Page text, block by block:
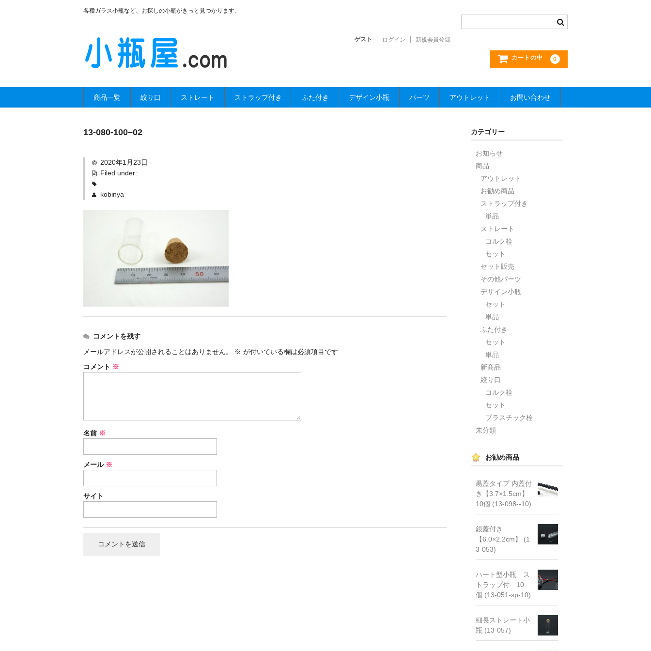
各種ガラス小瓶など、お探しの小瓶がきっと見つかります。
ゲスト ログイン 新規会員登録
カートの中 0
商品一覧 絞り口 ストレート ストラップ付き ふた付き デザイン小瓶 パーツ アウトレット お問い合わせ
13-080-100–02
2020年1月23日
Filed under:
kobinya
コメントを残す
メールアドレスが公開されることはありません。
※ が付いている欄は必須項目です
コメント ※
名前 ※
メール ※
サイト
カテゴリー
お知らせ
商品
アウトレット
お勧め商品
ストラップ付き
単品
ストレート
コルク栓
セット
セット販売
その他パーツ
デザイン小瓶
セット
単品
ふた付き
セット
単品
新商品
絞り口
コルク栓
セット
プラスチック栓
未分類
お勧め商品
黒蓋タイプ 内蓋付
き【3.7×1.5cm】
10個 (13-098--10)
銀蓋付き
【6.0×2.2cm】 (1
3-053)
ハート型小瓶 ス
トラップ付 10
個 (13-051-sp-10)
細長ストレート小
瓶 (13-057)